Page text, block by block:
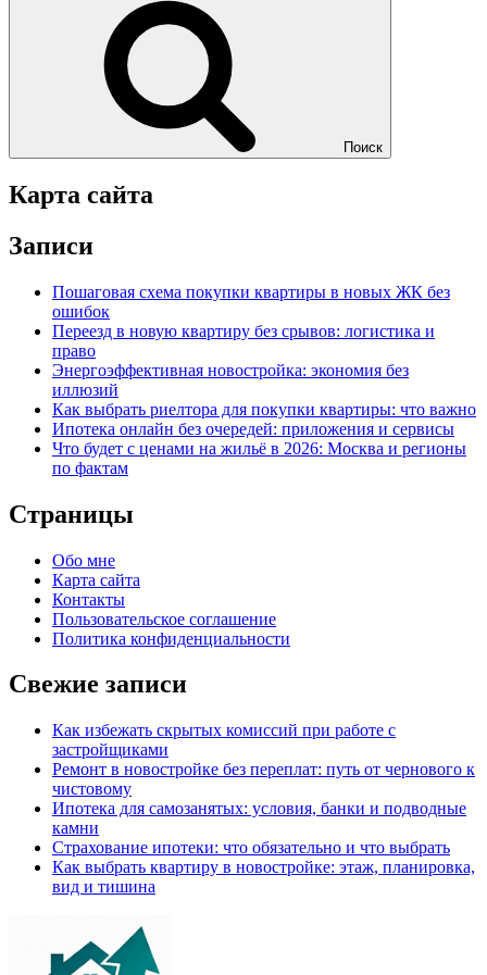
Поиск
Карта сайта
Записи
Пошаговая схема покупки квартиры в новых ЖК без
ошибок
Переезд в новую квартиру без срывов: логистика и
право
Энергоэффективная новостройка: экономия без
иллюзий
Как выбрать риелтора для покупки квартиры: что важно
Ипотека онлайн без очередей: приложения и сервисы
Что будет с ценами на жильё в 2026: Москва и регионы
по фактам
Страницы
Обо мне
Карта сайта
Контакты
Пользовательское соглашение
Политика конфиденциальности
Свежие записи
Как избежать скрытых комиссий при работе с
застройщиками
Ремонт в новостройке без переплат: путь от чернового к
чистовому
Ипотека для самозанятых: условия, банки и подводные
камни
Страхование ипотеки: что обязательно и что выбрать
Как выбрать квартиру в новостройке: этаж, планировка,
вид и тишина